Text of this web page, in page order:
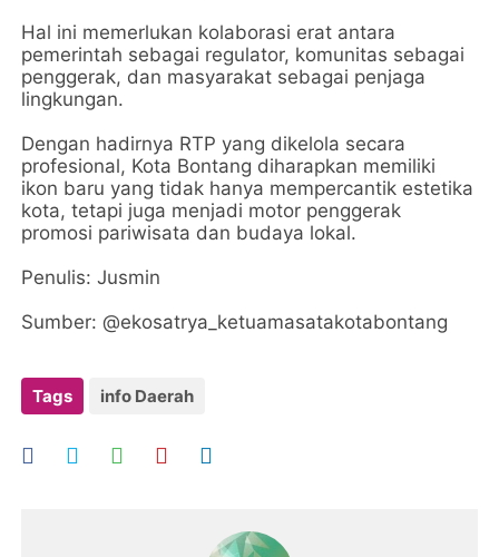
Hal ini memerlukan kolaborasi erat antara
pemerintah sebagai regulator, komunitas sebagai
penggerak, dan masyarakat sebagai penjaga
lingkungan.
​Dengan hadirnya RTP yang dikelola secara
profesional, Kota Bontang diharapkan memiliki
ikon baru yang tidak hanya mempercantik estetika
kota, tetapi juga menjadi motor penggerak
promosi pariwisata dan budaya lokal.
​Penulis: Jusmin
Sumber: @ekosatrya_ketuamasatakotabontang
Tags info Daerah